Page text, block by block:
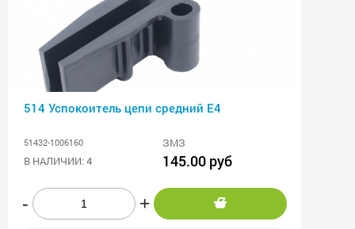
514 Успокоитель цепи средний Е4
51432-1006160
ЗМЗ
В НАЛИЧИИ: 4
145.00 руб
- +